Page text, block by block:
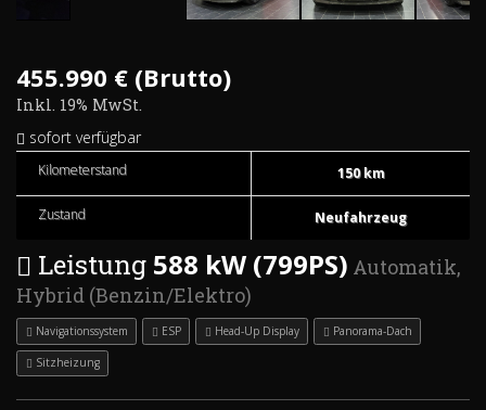
455.990 € (Brutto)
Inkl. 19% MwSt.
sofort verfügbar
Kilometerstand 150 km
Zustand Neufahrzeug
Leistung 588 kW (799PS) Automatik,
Hybrid (Benzin/Elektro)
Navigationssystem ESP Head-Up Display Panorama-Dach
Sitzheizung